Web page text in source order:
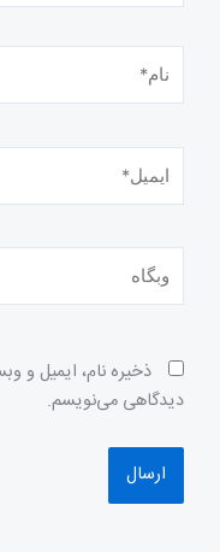
نام*
وبگاه
ذخیره نام، ایمیل و
دیدگاهی می‌نویسم.